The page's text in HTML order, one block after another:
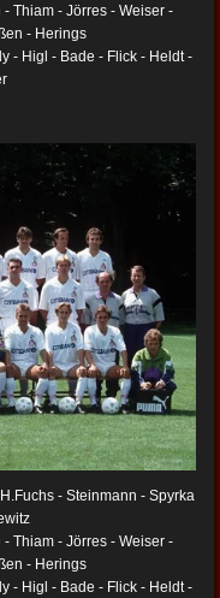
Thiam - Jörres - Weiser -
- Herings
- Higl - Bade - Flick - Heldt -
- Steinmann - Spyrka
Thiam - Jörres - Weiser -
- Herings
- Higl - Bade - Flick - Heldt -